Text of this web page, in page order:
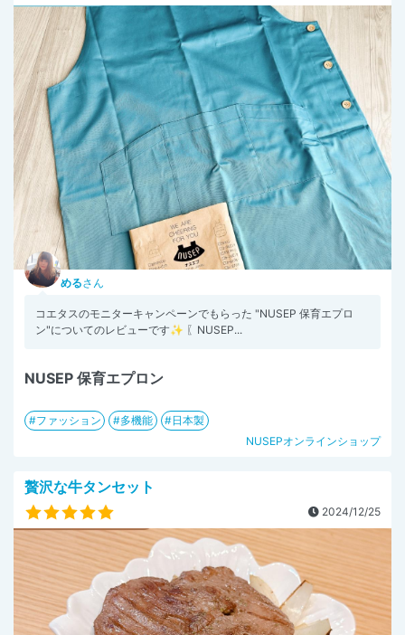
めるさん
コエタスのモニターキャンペーンでもらった "NUSEP 保育エプロ
ン"についてのレビューです✨ 〖NUSEP...
NUSEP 保育エプロン
ファッション 多機能
日本製
NUSEPオンラインショップ
贅沢な牛タンセット
2024/12/25